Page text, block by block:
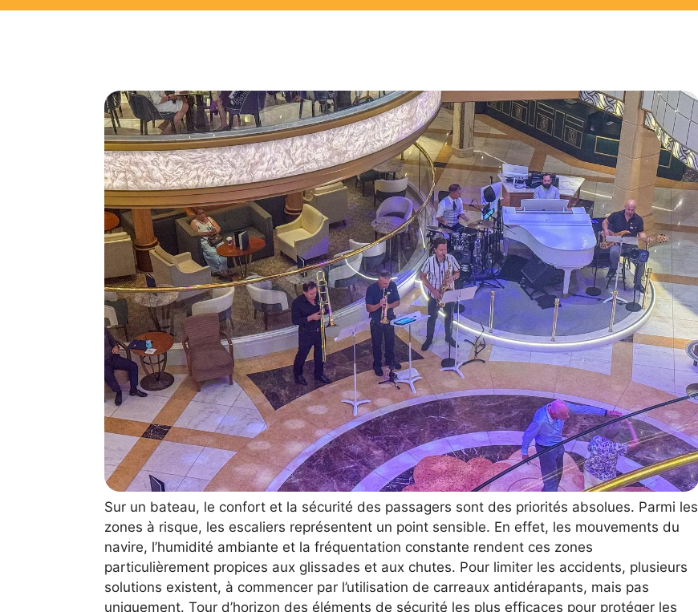
Sur un bateau, le confort et la sécurité des passagers sont des priorités absolues. Parmi les
zones à risque, les escaliers représentent un point sensible. En effet, les mouvements du
navire, l’humidité ambiante et la fréquentation constante rendent ces zones
particulièrement propices aux glissades et aux chutes. Pour limiter les accidents, plusieurs
solutions existent, à commencer par l’utilisation de carreaux antidérapants, mais pas
uniquement. Tour d’horizon des éléments de sécurité les plus efficaces pour protéger les